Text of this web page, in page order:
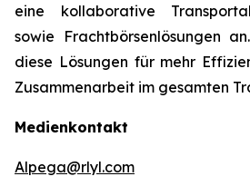
eine kollaborative
sowie Frachtbörsenlösungen
diese Lösungen für mehr
Zusammenarbeit im gesamten
Medienkontakt
Alpega@rlyl.com